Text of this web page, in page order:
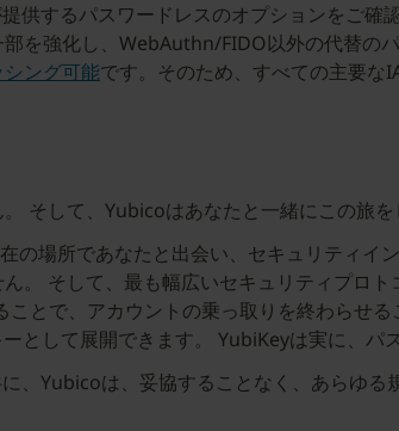
供するパスワードレスのオプションをご確
を強化し、WebAuthn/FIDO以外の代替の
ング可能です。そのため、すべての主要な
そして、Yubicoはあなたと一緒にこの旅を
の場所であなたと出会い、セキュリティ
。 そして、最も幅広いセキュリティプロ
とで、アカウントの乗っ取りを終わらせ
として展開できます。 YubiKeyは実に、パ
、Yubicoは、妥協することなく、あらゆる